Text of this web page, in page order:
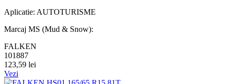
Aplicatie: AUTOTURISME
Marcaj MS (Mud & Snow):
FALKEN
101887
123,59 lei
Vezi